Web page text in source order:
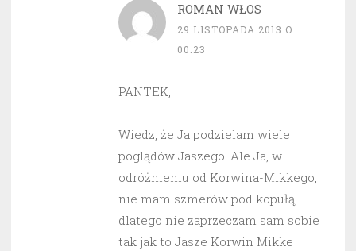
ROMAN WŁOS
29 LISTOPADA 2013 O
00:23
PANTEK,
Wiedz, że Ja podzielam wiele
poglądów Jaszego. Ale Ja, w
odróżnieniu od Korwina-Mikkego,
nie mam szmerów pod kopułą,
dlatego nie zaprzeczam sam sobie
tak jak to Jasze Korwin Mikke